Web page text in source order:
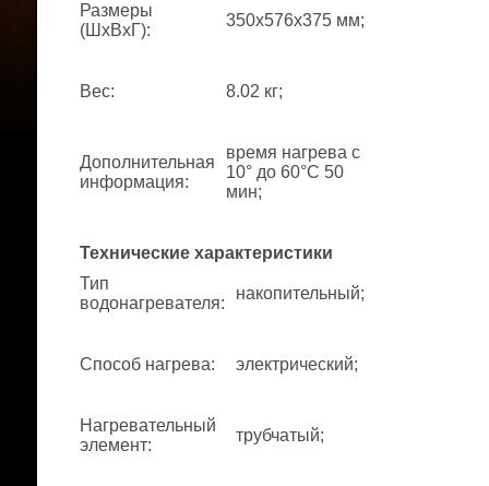
Размеры
(ШхВхГ):
350x576x375 мм;
Вес: 8.02 кг;
Дополнительная
информация:
время нагрева с
10° до 60°С 50
мин;
Технические характеристики
Тип
водонагревателя:
накопительный;
Способ нагрева: электрический;
Нагревательный
элемент:
трубчатый;